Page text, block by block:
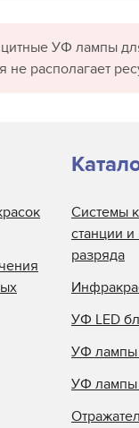
УФ лампы
располагает
Системы
станции
разряда
УФ LED
УФ лампы
УФ лампы